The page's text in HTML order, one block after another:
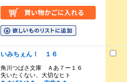
いみちぇん！ １６
角川つばさ文庫 Ａあ７ー１６
失いたくない、大切なヒト